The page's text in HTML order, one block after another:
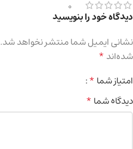
0
دیدگاه خود را بنویسید
نشانی ایمیل شما منتشر نخواهد شد.
شده‌اند*
امتیاز شما*
دیدگاه شما*